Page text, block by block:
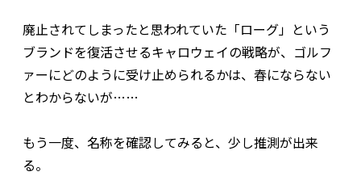
廃止されてしまったと思われていた「ローグ」という
ブランドを復活させるキャロウェイの戦略が、ゴルフ
ァーにどのように受け止められるかは、春にならない
とわからないが……
もう一度、名称を確認してみると、少し推測が出来
る。